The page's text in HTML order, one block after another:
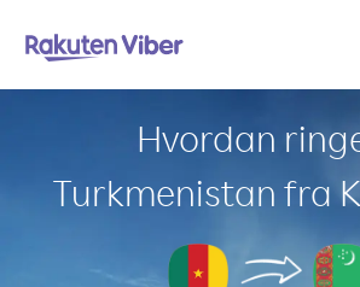
Hvordan
Turkmenistan fra